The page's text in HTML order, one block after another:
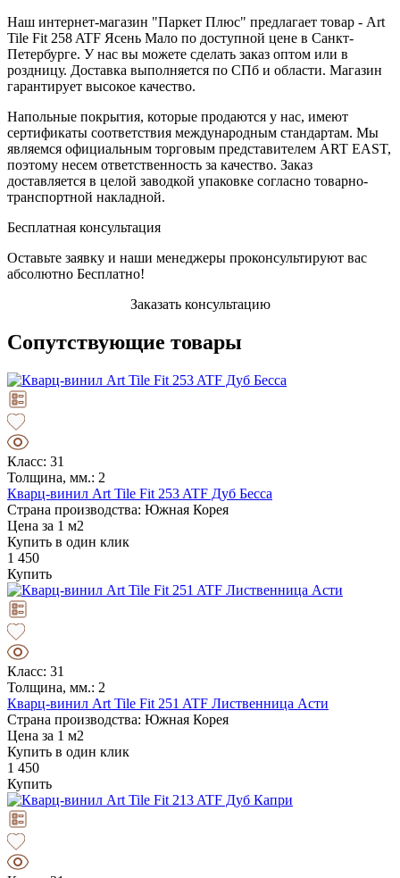
Наш интернет-магазин "Паркет Плюс" предлагает товар - Art
Tile Fit 258 ATF Ясень Мало по доступной цене в Санкт-
Петербурге. У нас вы можете сделать заказ оптом или в
роздницу. Доставка выполняется по СПб и области. Магазин
гарантирует высокое качество.
Напольные покрытия, которые продаются у нас, имеют
сертификаты соответствия международным стандартам. Мы
являемся официальным торговым представителем ART EAST,
поэтому несем ответственность за качество. Заказ
доставляется в целой заводкой упаковке согласно товарно-
транспортной накладной.
Бесплатная консультация
Оставьте заявку и наши менеджеры проконсультируют вас
абсолютно Бесплатно!
Заказать консультацию
Сопутствующие товары
Класс: 31
Толщина, мм.: 2
Кварц-винил Art Tile Fit 253 ATF Дуб Бесса
Страна производства: Южная Корея
Цена за 1 м2
Купить в один клик
1 450
Купить
Класс: 31
Толщина, мм.: 2
Кварц-винил Art Tile Fit 251 ATF Лиственница Асти
Страна производства: Южная Корея
Цена за 1 м2
Купить в один клик
1 450
Купить